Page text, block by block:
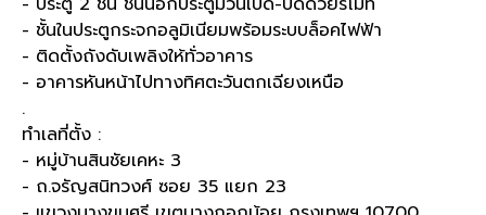
- ชั้นในประตูกระจกอลูมิเนียมพร้อมระบบล็อคไฟฟ้า
- ติดตั้งถังดับเพลิงให้ทั่วอาคาร
- อาคารหันหน้าไปทางทิศตะวันตกเฉียงเหนือ
.
ทำเลที่ตั้ง :
- หมู่บ้านสินชัยเคหะ 3
- ถ.จรัญสนิทวงศ์ ซอย 35 แยก 23